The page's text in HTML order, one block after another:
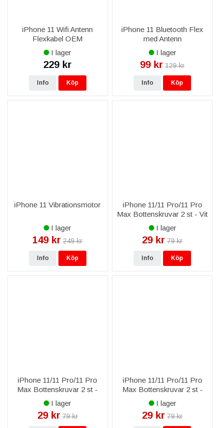
iPhone 11 Wifi Antenn
Flexkabel OEM
I lager
229 kr
Info Köp
iPhone 11 Bluetooth Flex
med Antenn
I lager
99 kr 129 kr
Info Köp
iPhone 11 Vibrationsmotor
I lager
149 kr 249 kr
Info Köp
iPhone 11/11 Pro/11 Pro
Max Bottenskruvar 2 st - Vit
/ Silver
I lager
29 kr 79 kr
Info Köp
iPhone 11/11 Pro/11 Pro
Max Bottenskruvar 2 st -
Guld
I lager
29 kr 79 kr
iPhone 11/11 Pro/11 Pro
Max Bottenskruvar 2 st -
Svart
I lager
29 kr 79 kr